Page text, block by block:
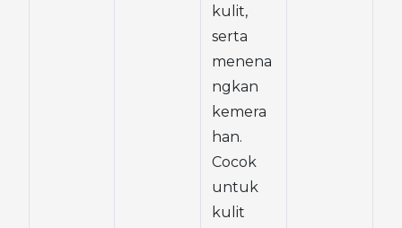
kulit,
serta
menena
ngkan
kemera
han.
Cocok
untuk
kulit